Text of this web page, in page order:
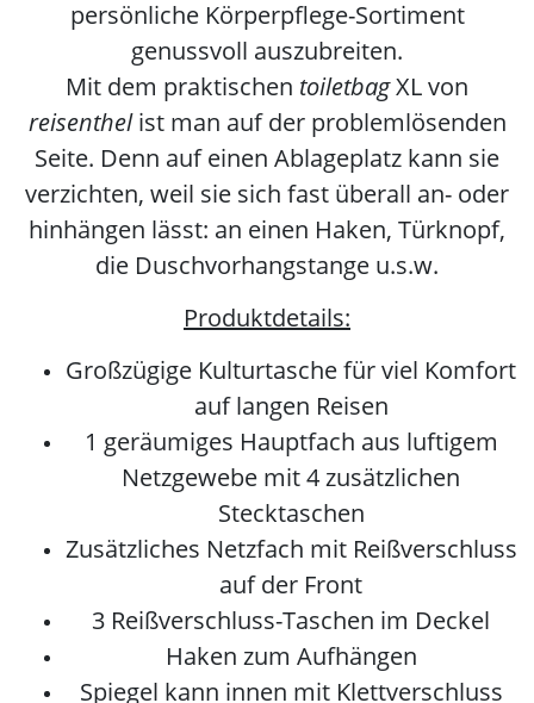
persönliche Körperpflege-Sortiment
genussvoll auszubreiten.
Mit dem praktischen toiletbagXL von
reisenthelist man auf der problemlösenden
Seite. Denn auf einen Ablageplatz kann sie
verzichten, weil sie sich fast überall an- oder
hinhängen lässt: an einen Haken, Türknopf,
die Duschvorhangstange u.s.w.
Produktdetails:
Großzügige Kulturtasche für viel Komfort
auf langen Reisen
1 geräumiges Hauptfach aus luftigem
Netzgewebe mit 4 zusätzlichen
Stecktaschen
Zusätzliches Netzfach mit Reißverschluss
auf der Front
3 Reißverschluss-Taschen im Deckel
Haken zum Aufhängen
Spiegel kann innen mit Klettverschluss